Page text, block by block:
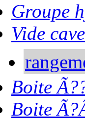
Groupe
Vide
Boite
Boite